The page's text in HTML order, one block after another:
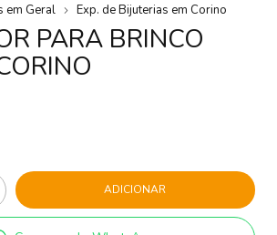
em Geral Exp. de Bijuterias em Corino
PARA BRINCO